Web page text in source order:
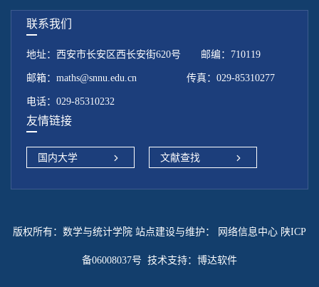
联系我们
地址：西安市长安区西长安街620号 邮编：710119
邮箱：maths@snnu.edu.cn 传真：029-85310277
电话：029-85310232
友情链接
国内大学 文献查找
版权所有：数学与统计学院 站点建设与维护： 网络信息中心 陕ICP
备06008037号 技术支持： 博达软件